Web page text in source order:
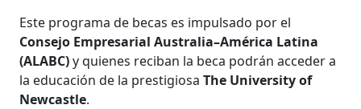
Este programa de becas es impulsado por el
Consejo Empresarial Australia–América Latina
(ALABC)y quienes reciban la beca podrán acceder a
la educación de la prestigiosaThe University of
Newcastle.